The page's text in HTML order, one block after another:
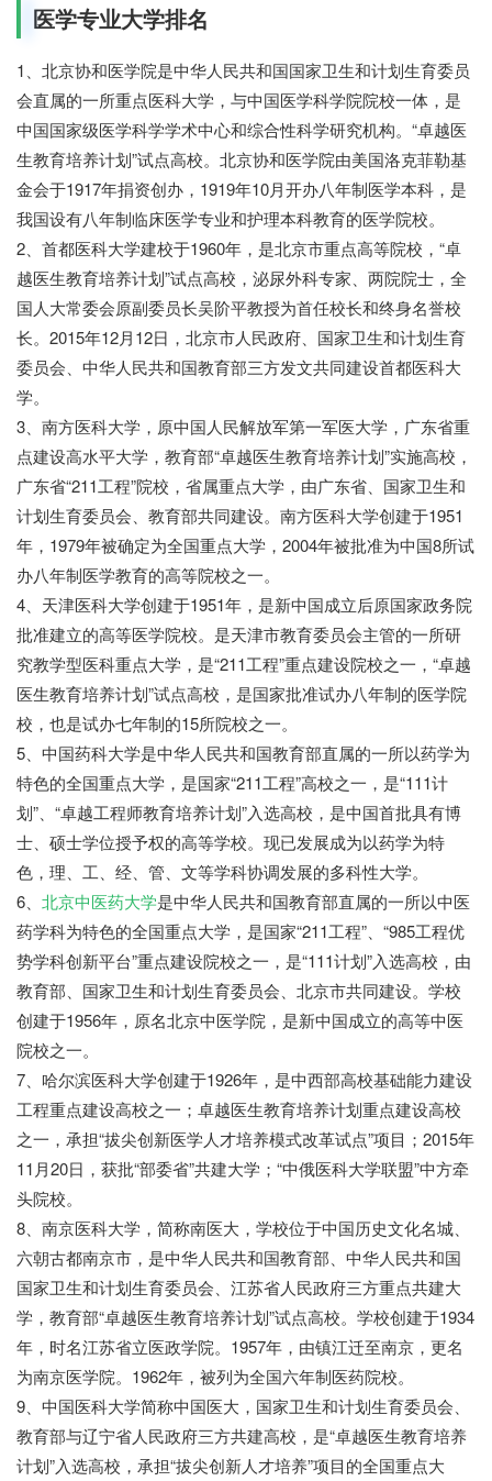
医学专业大学排名
1、北京协和医学院是中华人民共和国国家卫生和计划生育委员
会直属的一所重点医科大学，与中国医学科学院院校一体，是
中国国家级医学科学学术中心和综合性科学研究机构。“卓越医
生教育培养计划”试点高校。北京协和医学院由美国洛克菲勒基
金会于1917年捐资创办，1919年10月开办八年制医学本科，是
我国设有八年制临床医学专业和护理本科教育的医学院校。
2、首都医科大学建校于1960年，是北京市重点高等院校，“卓
越医生教育培养计划”试点高校，泌尿外科专家、两院院士，全
国人大常委会原副委员长吴阶平教授为首任校长和终身名誉校
长。2015年12月12日，北京市人民政府、国家卫生和计划生育
委员会、中华人民共和国教育部三方发文共同建设首都医科大
学。
3、南方医科大学，原中国人民解放军第一军医大学，广东省重
点建设高水平大学，教育部“卓越医生教育培养计划”实施高校，
广东省“211工程”院校，省属重点大学，由广东省、国家卫生和
计划生育委员会、教育部共同建设。南方医科大学创建于1951
年，1979年被确定为全国重点大学，2004年被批准为中国8所试
办八年制医学教育的高等院校之一。
4、天津医科大学创建于1951年，是新中国成立后原国家政务院
批准建立的高等医学院校。是天津市教育委员会主管的一所研
究教学型医科重点大学，是“211工程”重点建设院校之一，“卓越
医生教育培养计划”试点高校，是国家批准试办八年制的医学院
校，也是试办七年制的15所院校之一。
5、中国药科大学是中华人民共和国教育部直属的一所以药学为
特色的全国重点大学，是国家“211工程”高校之一，是“111计
划”、“卓越工程师教育培养计划”入选高校，是中国首批具有博
士、硕士学位授予权的高等学校。现已发展成为以药学为特
色，理、工、经、管、文等学科协调发展的多科性大学。
6、 北京中医药大学是中华人民共和国教育部直属的一所以中医
药学科为特色的全国重点大学，是国家“211工程”、“985工程优
势学科创新平台”重点建设院校之一，是“111计划”入选高校，由
教育部、国家卫生和计划生育委员会、北京市共同建设。学校
创建于1956年，原名北京中医学院，是新中国成立的高等中医
院校之一。
7、哈尔滨医科大学创建于1926年，是中西部高校基础能力建设
工程重点建设高校之一；卓越医生教育培养计划重点建设高校
之一，承担“拔尖创新医学人才培养模式改革试点”项目；2015年
11月20日，获批“部委省”共建大学；“中俄医科大学联盟”中方牵
头院校。
8、南京医科大学，简称南医大，学校位于中国历史文化名城、
六朝古都南京市，是中华人民共和国教育部、中华人民共和国
国家卫生和计划生育委员会、江苏省人民政府三方重点共建大
学，教育部“卓越医生教育培养计划”试点高校。学校创建于1934
年，时名江苏省立医政学院。1957年，由镇江迁至南京，更名
为南京医学院。1962年，被列为全国六年制医药院校。
9、中国医科大学简称中国医大，国家卫生和计划生育委员会、
教育部与辽宁省人民政府三方共建高校，是“卓越医生教育培养
计划”入选高校，承担“拔尖创新人才培养”项目的全国重点大